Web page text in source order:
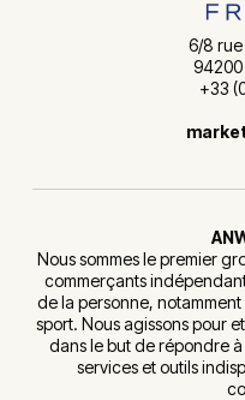
6/8
94200
+33
Nous sommes le premier
commerçants
de la personne,
sport. Nous agissons pour
dans le but de répondre
services et outils